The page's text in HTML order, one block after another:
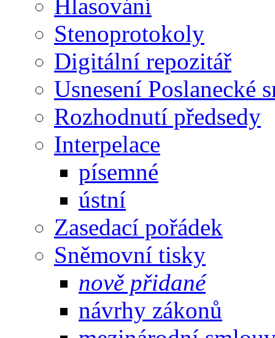
Hlasování
Stenoprotokoly
Digitální repozitář
Usnesení Poslanecké
Rozhodnutí předsedy
Interpelace
písemné
ústní
Zasedací pořádek
Sněmovní tisky
nově přidané
návrhy zákonů